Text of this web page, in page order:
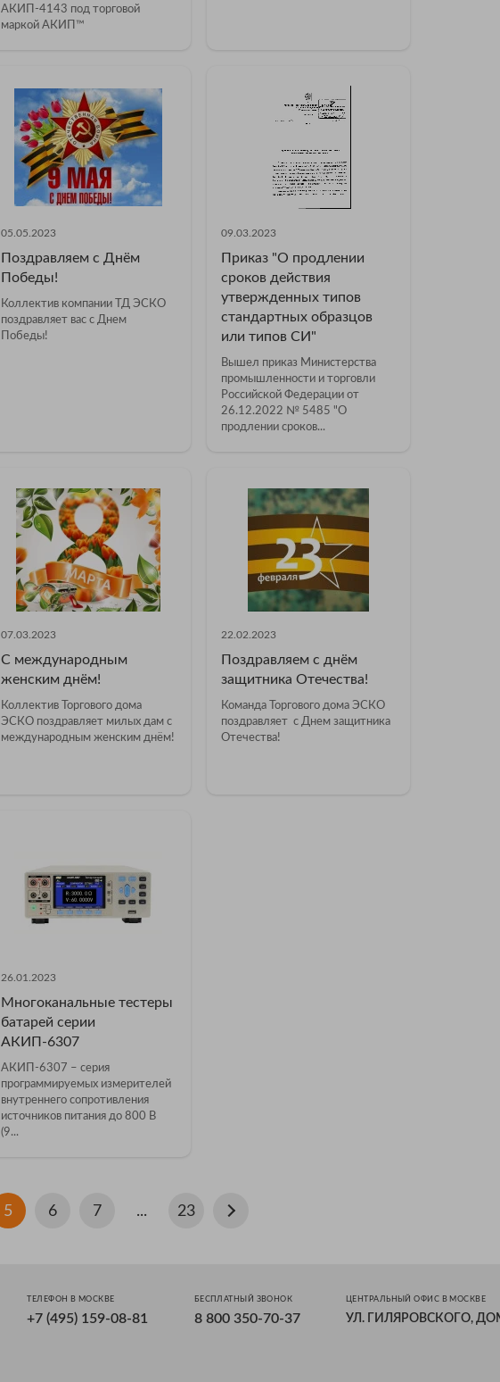
АКИП-4143 под торговой
маркой АКИП™
05.05.2023
Поздравляем с Днём
Победы!
Коллектив компании ТД ЭСКО
поздравляет вас с Днем
Победы!
09.03.2023
Приказ "О продлении
сроков действия
утвержденных типов
стандартных образцов
или типов СИ"
Вышел приказ Министерства
промышленности и торговли
Российской Федерации от
26.12.2022 № 5485 "О
продлении сроков...
07.03.2023
С международным
женским днём!
Коллектив Торгового дома
ЭСКО поздравляет милых дам с
международным женским днём!
22.02.2023
Поздравляем с днём
защитника Отечества!
Команда Торгового дома ЭСКО
поздравляет с Днем защитника
Отечества!
26.01.2023
Многоканальные тестеры
батарей серии
АКИП-6307
АКИП-6307 – серия
программируемых измерителей
внутреннего сопротивления
источников питания до 800 В
(9...
5 6 7 ... 23
ТЕЛЕФОН В МОСКВЕ
+7 (495) 159-08-81
БЕСПЛАТНЫЙ ЗВОНОК
8 800 350-70-37
ЦЕНТРАЛЬНЫЙ ОФИС В МОСКВЕ
УЛ. ГИЛЯРОВСКОГО,